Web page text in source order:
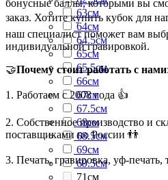
63см
64см
64.5см
65см
65.5см
66см
67см
67.5см
68см
68.5см
69см
69.5см
71см
бонусные баллы, которыми вы
заказ. Хотите купить кубок для
наш специалист поможет вам
индивидуальной гравировкой.
🤝Почему стоит работать с нами:
1. Работаем с 2008 года 👍
2. Собственное производство и
поставщиками по России 👬
3. Печать, гравировка, уф-печать,